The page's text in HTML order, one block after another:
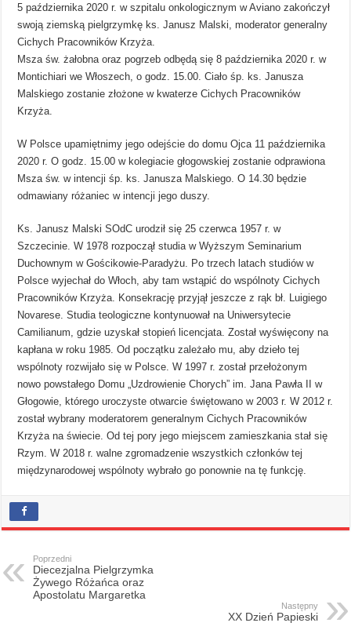
5 października 2020 r. w szpitalu onkologicznym w Aviano zakończył
swoją ziemską pielgrzymkę ks. Janusz Malski, moderator generalny
Cichych Pracowników Krzyża.
Msza św. żałobna oraz pogrzeb odbędą się 8 października 2020 r. w
Montichiari we Włoszech, o godz. 15.00. Ciało śp. ks. Janusza
Malskiego zostanie złożone w kwaterze Cichych Pracowników
Krzyża.
W Polsce upamiętnimy jego odejście do domu Ojca 11 października
2020 r. O godz. 15.00 w kolegiacie głogowskiej zostanie odprawiona
Msza św. w intencji śp. ks. Janusza Malskiego. O 14.30 będzie
odmawiany różaniec w intencji jego duszy.
Ks. Janusz Malski SOdC urodził się 25 czerwca 1957 r. w
Szczecinie. W 1978 rozpoczął studia w Wyższym Seminarium
Duchownym w Gościkowie-Paradyżu. Po trzech latach studiów w
Polsce wyjechał do Włoch, aby tam wstąpić do wspólnoty Cichych
Pracowników Krzyża. Konsekrację przyjął jeszcze z rąk bł. Luigiego
Novarese. Studia teologiczne kontynuował na Uniwersytecie
Camilianum, gdzie uzyskał stopień licencjata. Został wyświęcony na
kapłana w roku 1985. Od początku zależało mu, aby dzieło tej
wspólnoty rozwijało się w Polsce. W 1997 r. został przełożonym
nowo powstałego Domu „Uzdrowienie Chorych” im. Jana Pawła II w
Głogowie, którego uroczyste otwarcie świętowano w 2003 r. W 2012 r.
został wybrany moderatorem generalnym Cichych Pracowników
Krzyża na świecie. Od tej pory jego miejscem zamieszkania stał się
Rzym. W 2018 r. walne zgromadzenie wszystkich członków tej
międzynarodowej wspólnoty wybrało go ponownie na tę funkcję.
Poprzedni
Diecezjalna Pielgrzymka
Żywego Różańca oraz
Apostolatu Margaretka
Następny
XX Dzień Papieski